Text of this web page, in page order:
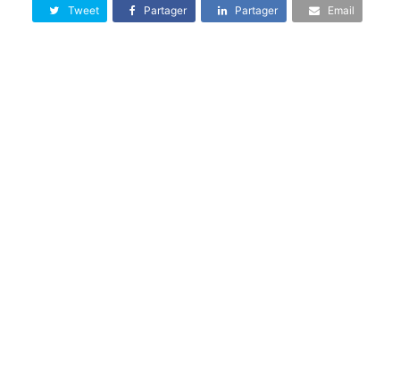
Tweet Partager Partager Email